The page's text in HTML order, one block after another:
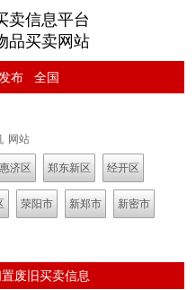
卖信息平台
品买卖网站
发布 全国
网站
惠济区 郑东新区 经开区
荥阳市 新郑市 新密市
废旧买卖信息